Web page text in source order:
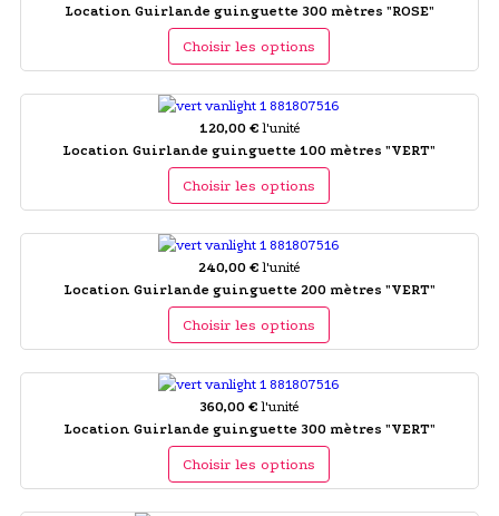
Location Guirlande guinguette 300 mètres "ROSE"
Choisir les options
120,00 € l'unité
Location Guirlande guinguette 100 mètres "VERT"
Choisir les options
240,00 € l'unité
Location Guirlande guinguette 200 mètres "VERT"
Choisir les options
360,00 € l'unité
Location Guirlande guinguette 300 mètres "VERT"
Choisir les options